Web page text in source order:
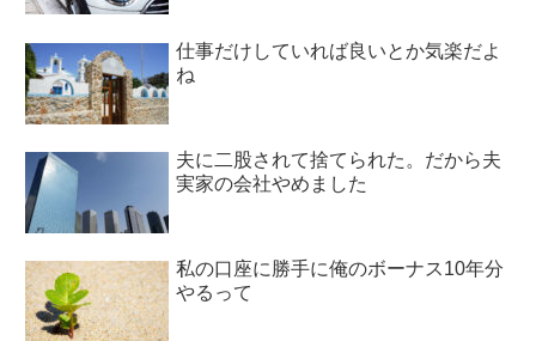
仕事だけしていれば良いとか気楽だよ
ね
夫に二股されて捨てられた。だから夫
実家の会社やめました
私の口座に勝手に俺のボーナス10年分
やるって